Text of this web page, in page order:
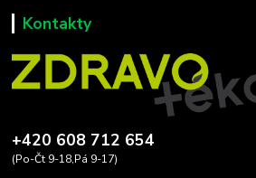
Kontakty
+420 608 712 654
(Po-Čt 9-18,Pá 9-17)